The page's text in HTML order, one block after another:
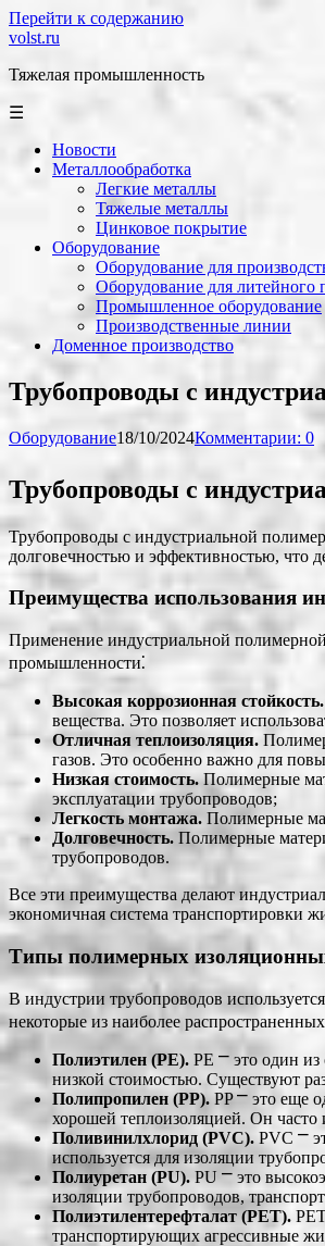
Перейти к содержанию
volst.ru
Тяжелая промышленность
☰
Новости
Металлообработка
Легкие металлы
Тяжелые металлы
Цинковое покрытие
Оборудование
Оборудование для
Оборудование для литейного
Промышленное оборудование
Производственные линии
Доменное производство
Трубопроводы с
Оборудование18/10/2024Комментарии: 0
Трубопроводы с
Трубопроводы с индустриальной
долговечностью и эффективностью, что
Преимущества использования
Применение индустриальной
промышленности⁚
Высокая коррозионная стойкость.
вещества. Это позволяет
Отличная теплоизоляция.
газов. Это особенно важно для
Низкая стоимость.Полимерные
эксплуатации трубопроводов;
Легкость монтажа. Полимерные
Долговечность. Полимерные
трубопроводов.
Все эти преимущества делают
экономичная система транспортировки
Типы полимерных
В индустрии трубопроводов
некоторые из наиболее
Полиэтилен (PE). PE ⎻ это один
низкой стоимостью. Существуют
Полипропилен (PP). PP ⎻ это еще
хорошей теплоизоляцией. Он часто
Поливинилхлорид (PVC). PVC ⎻
используется для изоляции
Полиуретан (PU). PU ⎻ это
изоляции трубопроводов,
Полиэтилентерефталат (PET).
транспортирующих агрессивные